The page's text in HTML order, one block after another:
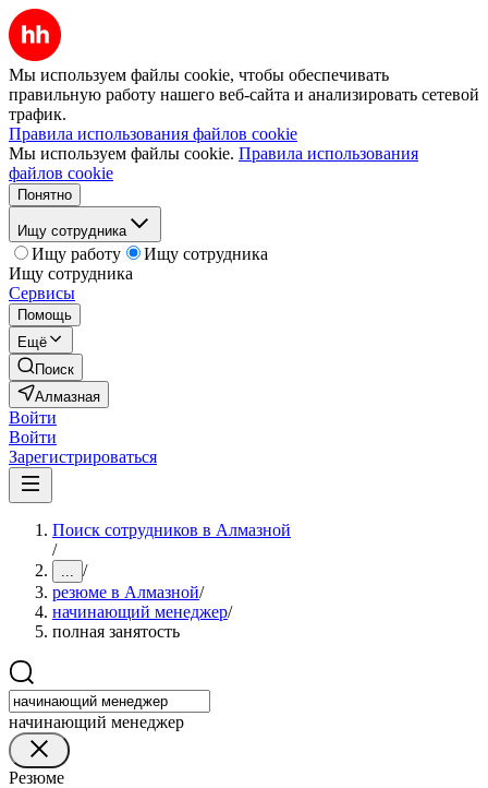
Мы используем файлы cookie, чтобы обеспечивать
правильную работу нашего веб-сайта и анализировать сетевой
трафик.
Правила использования файлов cookie
Мы используем файлы cookie. Правила использования
файлов cookie
Понятно
Ищу сотрудника
Ищу работу
Ищу сотрудника
Ищу сотрудника
Сервисы
Помощь
Ещё
Поиск
Алмазная
Войти
Войти
Зарегистрироваться
Поиск сотрудников в Алмазной
/
... /
резюме в Алмазной/
начинающий менеджер/
полная занятость
начинающий менеджер
Резюме